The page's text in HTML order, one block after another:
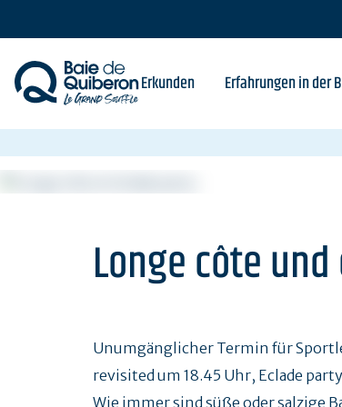
content
Erkunden Erfahrungen in der
Longe côte
Unumgänglicher Termin für
revisited um 18.45 Uhr, Eclade
Wie immer sind süße oder salzige